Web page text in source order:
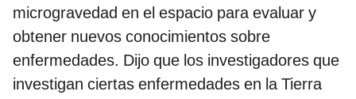
microgravedad en el espacio para evaluar y
obtener nuevos conocimientos sobre
enfermedades. Dijo que los investigadores que
investigan ciertas enfermedades en la Tierra